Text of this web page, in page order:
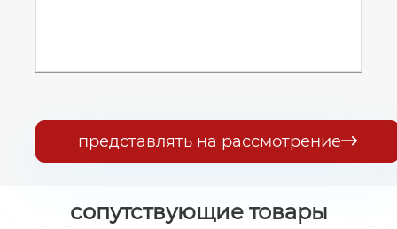
представлять на рассмотрение
сопутствующие товары